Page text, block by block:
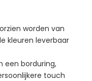
worden van
kleuren leverbaar
een borduring,
touch